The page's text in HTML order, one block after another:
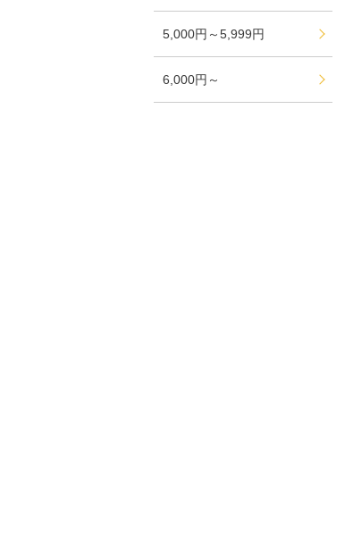
5,000円～5,999円
6,000円～